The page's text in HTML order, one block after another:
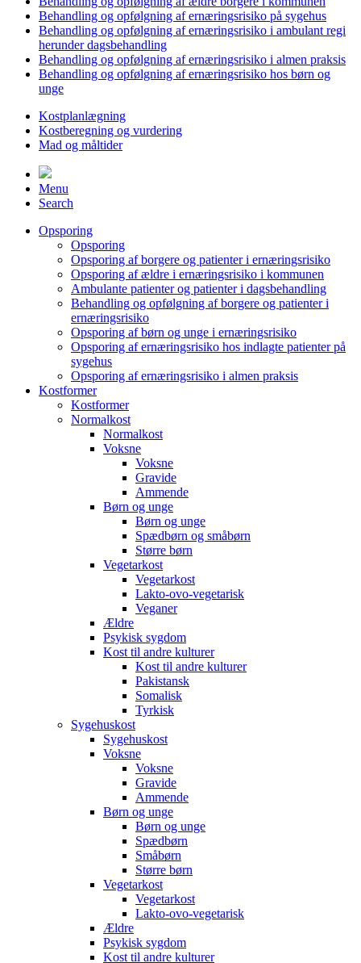
Behandling og opfølgning af ernæringsrisiko på sygehus
Behandling og opfølgning af ernæringsrisiko i ambulant regi
herunder dagsbehandling
Behandling og opfølgning af ernæringsrisiko i almen praksis
Behandling og opfølgning af ernæringsrisiko hos børn og
unge
Kostplanlægning
Kostberegning og vurdering
Mad og måltider
Menu
Search
Opsporing
Opsporing
Opsporing af borgere og patienter i ernæringsrisiko
Opsporing af ældre i ernæringsrisiko i kommunen
Ambulante patienter og patienter i dagsbehandling
Behandling og opfølgning af borgere og patienter i
ernæringsrisiko
Opsporing af børn og unge i ernæringsrisiko
Opsporing af ernæringsrisiko hos indlagte patienter på
sygehus
Opsporing af ernæringsrisiko i almen praksis
Kostformer
Kostformer
Normalkost
Normalkost
Voksne
Voksne
Gravide
Ammende
Børn og unge
Børn og unge
Spædbørn og småbørn
Større børn
Vegetarkost
Vegetarkost
Lakto-ovo-vegetarisk
Veganer
Ældre
Psykisk sygdom
Kost til andre kulturer
Kost til andre kulturer
Pakistansk
Somalisk
Tyrkisk
Sygehuskost
Sygehuskost
Voksne
Voksne
Gravide
Ammende
Børn og unge
Børn og unge
Spædbørn
Småbørn
Større børn
Vegetarkost
Vegetarkost
Lakto-ovo-vegetarisk
Ældre
Psykisk sygdom
Kost til andre kulturer